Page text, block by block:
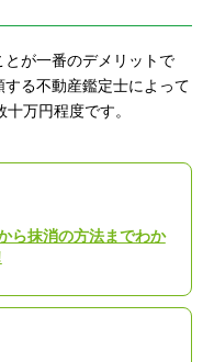
が一番のデメリットで
る不動産鑑定士によって
万円程度です。
ら抹消の方法までわか